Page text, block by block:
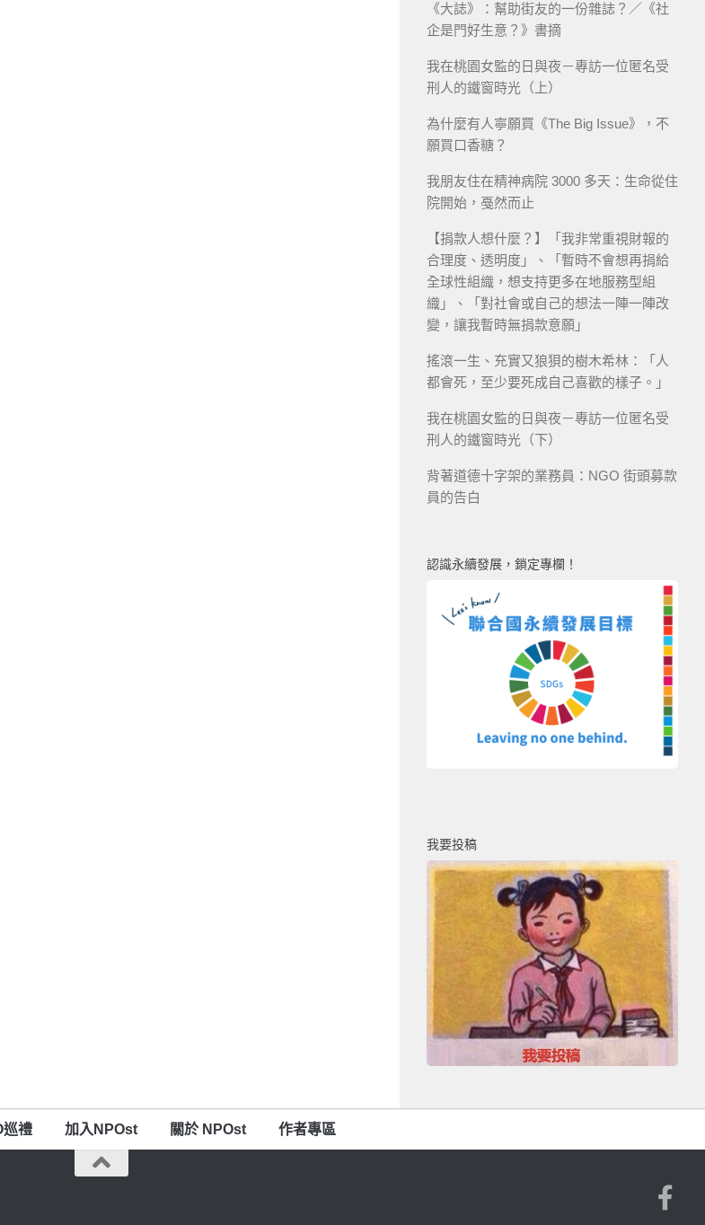
《大誌》：幫助街友的一份雜誌？／《社
企是門好生意？》書摘
我在桃園女監的日與夜－專訪一位匿名受
刑人的鐵窗時光（上）
為什麼有人寧願買《The Big Issue》，不
願買口香糖？
我朋友住在精神病院 3000 多天：生命從住
院開始，戞然而止
【捐款人想什麼？】「我非常重視財報的
合理度、透明度」、「暫時不會想再捐給
全球性組織，想支持更多在地服務型組
織」、「對社會或自己的想法一陣一陣改
變，讓我暫時無捐款意願」
搖滾一生、充實又狼狽的樹木希林：「人
都會死，至少要死成自己喜歡的樣子。」
我在桃園女監的日與夜－專訪一位匿名受
刑人的鐵窗時光（下）
背著道德十字架的業務員：NGO 街頭募款
員的告白
認識永續發展，鎖定專欄！
我要投稿
巡禮 加入NPOst 關於 NPOst 作者專區